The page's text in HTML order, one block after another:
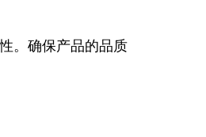
。确保产品的品质